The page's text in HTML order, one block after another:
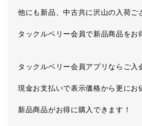
他にも新品、中古共に沢山の入荷ご
タックルベリー会員で新品商品をお
タックルベリー会員アプリならご入
現金お支払いで表示価格から更にお
新品商品がお得に購入できます！